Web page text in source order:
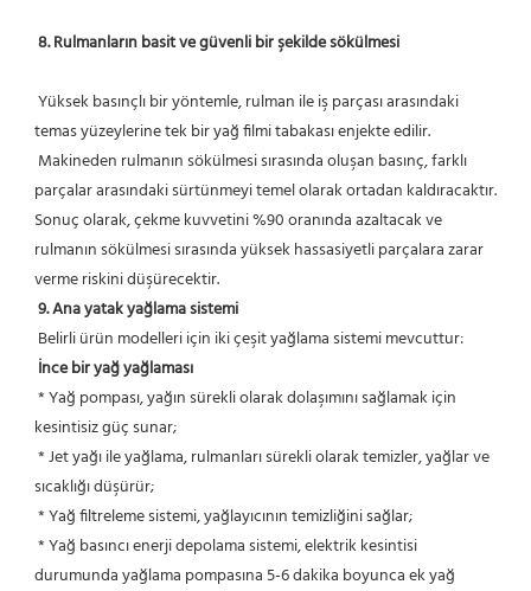
8. Rulmanların basit ve güvenli bir şekilde sökülmesi
temas yüzeylerine tek bir yağ filmi tabakası enjekte edilir.
parçalar arasındaki sürtünmeyi temel olarak ortadan kaldıracaktır.
Sonuç olarak, çekme kuvvetini %90 oranında azaltacak ve
rulmanın sökülmesi sırasında yüksek hassasiyetli parçalara zarar
verme riskini düşürecektir.
9. Ana yatak yağlama sistemi
Belirli ürün modelleri için iki çeşit yağlama sistemi mevcuttur:
İnce bir yağ yağlaması
kesintisiz güç sunar;
sıcaklığı düşürür;
* Yağ filtreleme sistemi, yağlayıcının temizliğini sağlar;
durumunda yağlama pompasına 5-6 dakika boyunca ek yağ